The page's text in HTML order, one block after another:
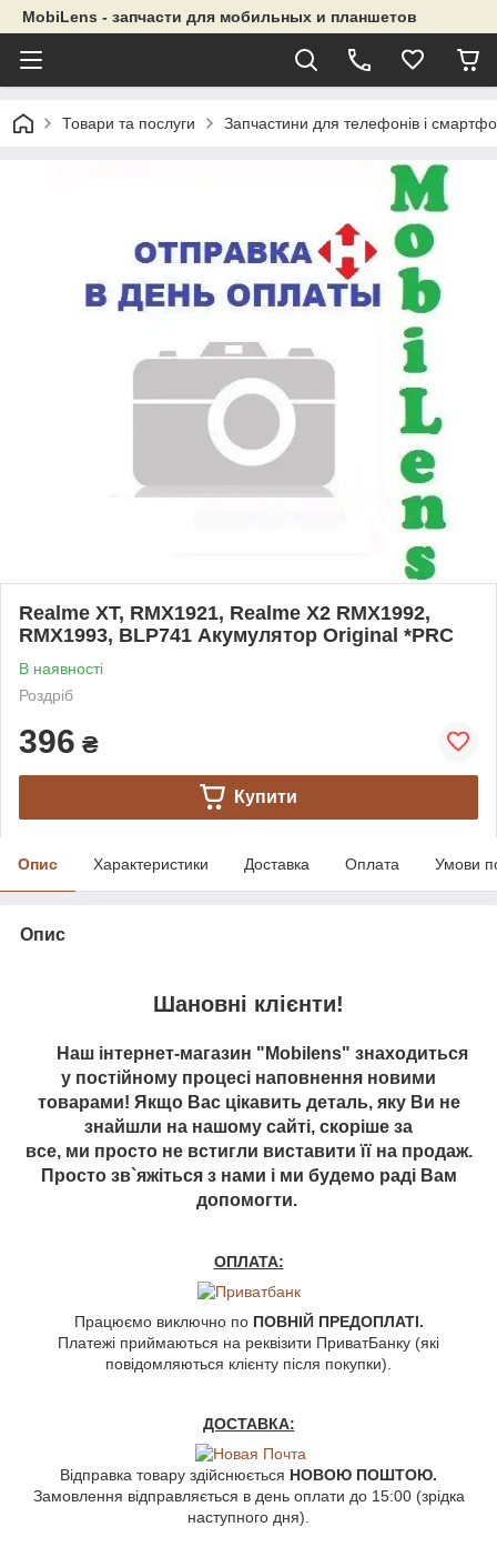
MobiLens - запчасти для мобильных и планшетов
Товари та послуги Запчастини для телефонів і
Realme XT, RMX1921, Realme X2 RMX1992,
RMX1993, BLP741 Акумулятор Original *PRC
В наявності
Роздріб
396 ₴
Купити
Опис Характеристики Доставка Оплата Умови
Опис
Шановні клієнти!
Наш інтернет-магазин "Mobilens" знаходиться
у постійному процесі наповнення новими
товарами! Якщо Вас цікавить деталь, яку Ви не
знайшли на нашому сайті, скоріше за
все, ми просто не встигли виставити її на продаж.
Просто зв`яжіться з нами і ми будемо раді Вам
допомогти.
ОПЛАТА:
Працюємо виключно по ПОВНІЙ ПРЕДОПЛАТІ.
Платежі приймаються на реквізити ПриватБанку (які
повідомляються клієнту після покупки).
ДОСТАВКА:
Відправка товару здійснюється НОВОЮ ПОШТОЮ.
Замовлення відправляється в день оплати до 15:00 (зрідка
наступного дня).